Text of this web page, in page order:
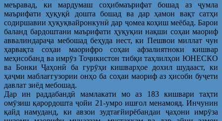
меъравад, ки мардумаш соҳибмаърифат бошад аз ҷумла
маърифати ҳуқуқӣ дошта бошад ва дар ҳамон вақт сатҳи
содиршавии ҳуқуқвайронкунӣ дар ҷомеа коҳиш меёбад. Барои
баланд бардоштани маърифати ҳуқуқии нақши соҳаи маориф
аввалиндараҷа мебошад беҳуда нест, ки Пешвои миллат чун
ҳарвақта соҳаи маорифро соҳаи афзалиятноки кишвар
меҳисобанд ва имрӯз Тоҷикистон тибқи таҳлилҳои ЮНЕСКО
ва Бонки Ҷаҳонӣ ба гурӯҳи кишварҳое дохил шудааст, ки
ҳаҷми маблағгузории онҳо ба соҳаи маориф аз ҳисоби буҷети
давлат зиёд мебошад.
Дар ин раддабандӣ мамлакати мо аз 183 кишвари таҳти
омӯзиш қарордошта ҷойи 21-умро ишғол менамояд. Инчунин
қайд намуданд, ки авзои зудтағйирёбандаи ҷаҳони имрӯза